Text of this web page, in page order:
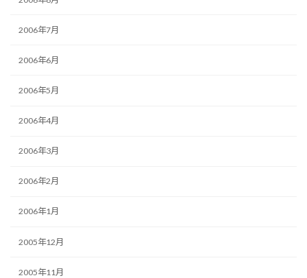
2006年7月
2006年6月
2006年5月
2006年4月
2006年3月
2006年2月
2006年1月
2005年12月
2005年11月